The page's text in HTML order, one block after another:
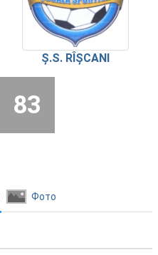
Ș.S. RÎȘCANI
83
Фото